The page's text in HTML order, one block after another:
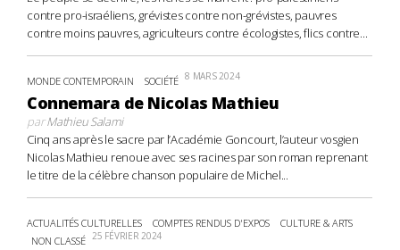
contre pro-israéliens, grévistes contre non-grévistes, pauvres
contre moins pauvres, agriculteurs contre écologistes, flics contre...
MONDE CONTEMPORAIN SOCIÉTÉ 8 MARS 2024
Connemara de Nicolas Mathieu
parMathieu Salami
Cinq ans après le sacre par l’Académie Goncourt, l’auteur vosgien
Nicolas Mathieu renoue avec ses racines par son roman reprenant
le titre de la célèbre chanson populaire de Michel...
ACTUALITÉS CULTURELLES COMPTES RENDUS D'EXPOS
CULTURE & ARTS
NON CLASSÉ 25 FÉVRIER 2024